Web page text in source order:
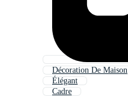
Décoration De Maison
Élégant
Cadre